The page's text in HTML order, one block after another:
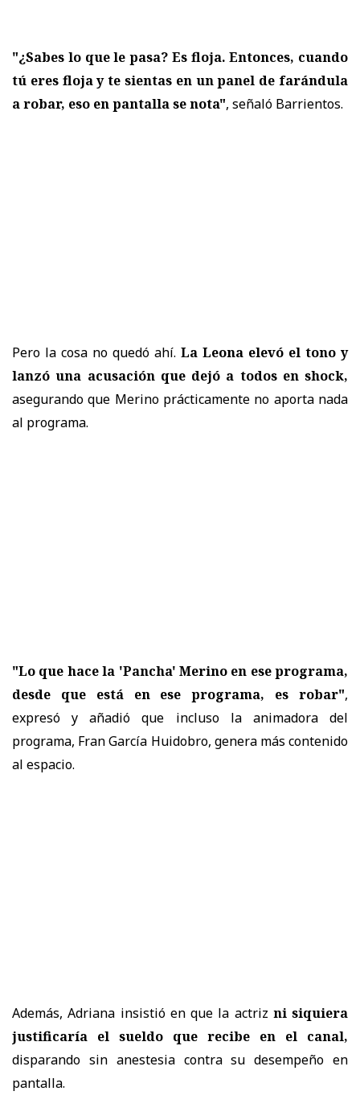
"¿Sabes lo que le pasa? Es floja. Entonces, cuando
tú eres floja y te sientas en un panel de farándula
a robar, eso en pantalla se nota", señaló Barrientos.
Pero la cosa no quedó ahí. La Leona elevó el tono y
lanzó una acusación que dejó a todos en shock,
asegurando que Merino prácticamente no aporta nada
al programa.
"Lo que hace la 'Pancha' Merino en ese programa,
desde que está en ese programa, es robar",
expresó y añadió que incluso la animadora del
programa, Fran García Huidobro, genera más contenido
al espacio.
Además, Adriana insistió en que la actriz ni siquiera
justificaría el sueldo que recibe en el canal,
disparando sin anestesia contra su desempeño en
pantalla.